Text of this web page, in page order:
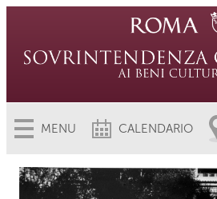
MENU CALENDARIO